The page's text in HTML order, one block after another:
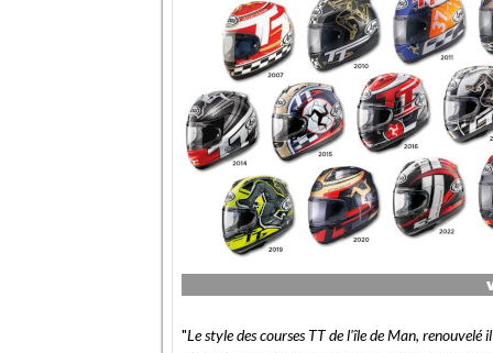
"Le style des courses TT de l'île de Man,